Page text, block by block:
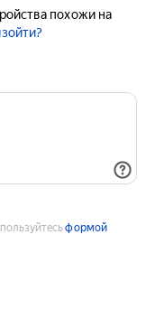
похожи на
формой